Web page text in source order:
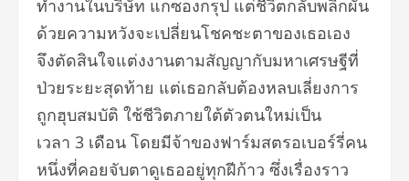
ทำงานในบริษัท แกซองกรุป แต่ชีวิตกลับพลิกผัน
ด้วยความหวังจะเปลี่ยนโชคชะตาของเธอเอง
จึงตัดสินใจแต่งงานตามสัญญากับมหาเศรษฐีที่
ป่วยระยะสุดท้าย แต่เธอกลับต้องหลบเลี่ยงการ
ถูกฮุบสมบัติ ใช้ชีวิตภายใต้ตัวตนใหม่เป็น
เวลา 3 เดือน โดยมีจ้าของฟาร์มสตรอเบอร์รี่คน
หนึ่งที่คอยจับตาดูเธออยู่ทุกฝีก้าว ซึ่งเรื่องราว